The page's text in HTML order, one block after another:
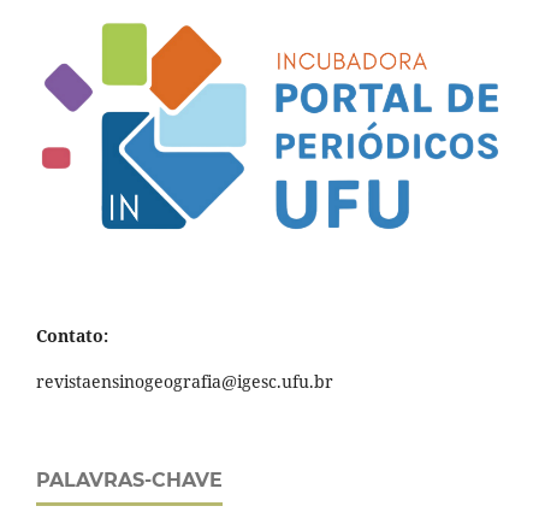
Contato:
revistaensinogeografia@igesc.ufu.br
PALAVRAS-CHAVE